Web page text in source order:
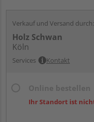
Verkauf und Versand durch:
Holz Schwan
Köln
Services Kontakt
Ihr Standort ist